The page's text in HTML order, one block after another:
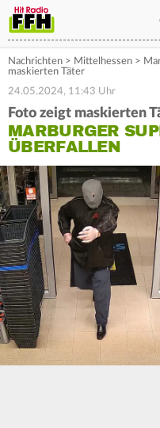
Nachrichten > Mittelhessen >
maskierten Täter
24.05.2024, 11:43 Uhr
Foto zeigt maskierten
MARBURGER
ÜBERFALLEN